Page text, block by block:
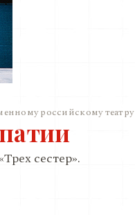
российскому театру
сестер».